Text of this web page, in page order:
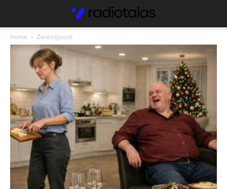
Home Zanimljivosti